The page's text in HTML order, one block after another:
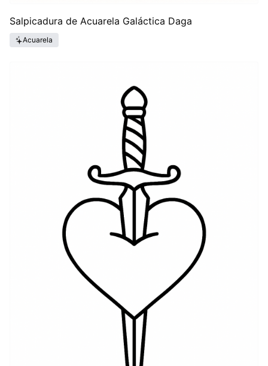
Salpicadura de Acuarela Galáctica Daga
Acuarela